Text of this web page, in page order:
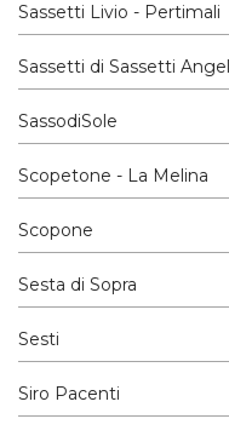
Sassetti Livio - Pertimali
Sassetti di Sassetti
SassodiSole
Scopetone - La Melina
Scopone
Sesta di Sopra
Sesti
Siro Pacenti